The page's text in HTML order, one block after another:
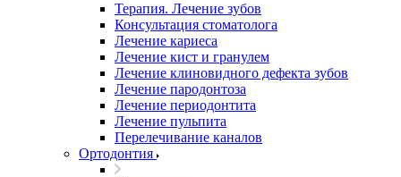
Терапия. Лечение зубов
Консультация стоматолога
Лечение кариеса
Лечение кист и гранулем
Лечение клиновидного дефекта зубов
Лечение пародонтоза
Лечение периодонтита
Лечение пульпита
Перелечивание каналов
Ортодонтия